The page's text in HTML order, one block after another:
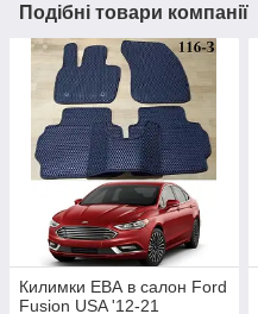
Подібні товари компанії
Килимки ЕВА в салон Ford
Fusion USA '12-21